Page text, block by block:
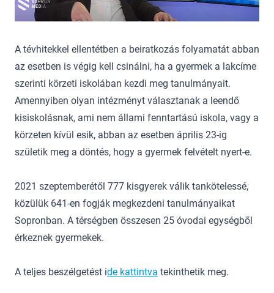
A tévhitekkel ellentétben a beiratkozás folyamatát abban
az esetben is végig kell csinálni, ha a gyermek a lakcíme
szerinti körzeti iskolában kezdi meg tanulmányait.
Amennyiben olyan intézményt választanak a leendő
kisiskolásnak, ami nem állami fenntartású iskola, vagy a
körzeten kívül esik, abban az esetben április 23-ig
születik meg a döntés, hogy a gyermek felvételt nyert-e.
2021 szeptemberétől 777 kisgyerek válik tankötelessé,
közülük 641-en fogják megkezdeni tanulmányaikat
Sopronban. A térségben összesen 25 óvodai egységből
érkeznek gyermekek.
A teljes beszélgetést ide kattintva tekinthetik meg.